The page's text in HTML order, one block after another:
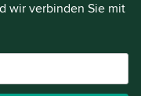
wir verbinden Sie mit